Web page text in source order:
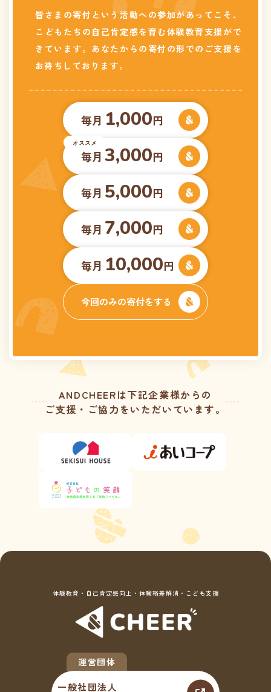
皆さまの寄付という活動への参加があってこそ、
こどもたちの自己肯定感を育む体験教育支援がで
きています。あなたからの寄付の形でのご支援を
お待ちしております。
毎月 1,000円
毎月 3,000円
毎月 5,000円
毎月 7,000円
毎月 10,000円
今回のみの寄付をする
ANDCHEERは下記企業様からの
ご支援・ご協力をいただいています。
体験教育・自己肯定感向上・体験格差解消・こども支援
一般社団法人